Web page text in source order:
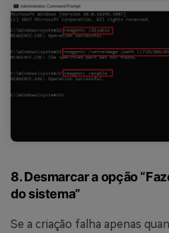
8. Desmarcar a opção
do sistema”
Se a criação falha apenas